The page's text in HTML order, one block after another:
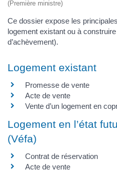
(Première ministre)
Ce dossier expose les
logement existant ou à
d’achèvement).
Logement existant
Promesse de vente
Acte de vente
Vente d’un logement en
Logement en l’état
(Véfa)
Contrat de réservation
Acte de vente